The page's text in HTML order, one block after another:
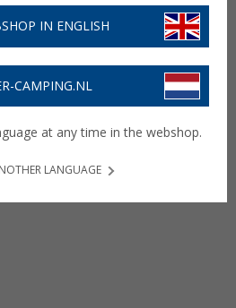
IN ENGLISH
CAMPING.NL
at any time in the webshop.
LANGUAGE